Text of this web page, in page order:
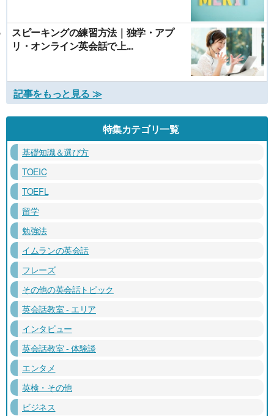
スピーキングの練習方法｜独学・アプ
リ・オンライン英会話で上...
記事をもっと見る ≫
特集カテゴリ一覧
基礎知識＆選び方
TOEIC
TOEFL
留学
勉強法
イムランの英会話
フレーズ
その他の英会話トピック
英会話教室 - エリア
インタビュー
英会話教室 - 体験談
エンタメ
英検・その他
ビジネス